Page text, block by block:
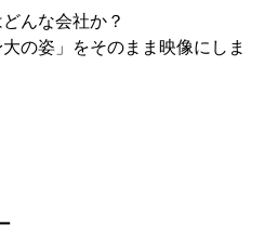
んな会社か？
の姿」をそのまま映像にしま